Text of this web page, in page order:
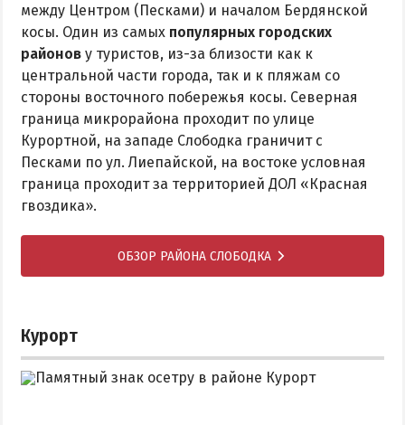
между Центром (Песками) и началом Бердянской
косы. Один из самых популярных городских
районов у туристов, из-за близости как к
центральной части города, так и к пляжам со
стороны восточного побережья косы. Северная
граница микрорайона проходит по улице
Курортной, на западе Слободка граничит с
Песками по ул. Лиепайской, на востоке условная
граница проходит за территорией ДОЛ «Красная
гвоздика».
ОБЗОР РАЙОНА СЛОБОДКА
Курорт